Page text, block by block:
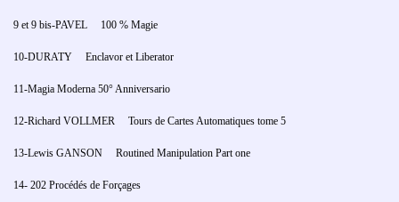
9 et 9 bis-PAVEL 100 % Magie
10-DURATY Enclavor et Liberator
11-Magia Moderna 50° Anniversario
12-Richard VOLLMER Tours de Cartes Automatiques tome 5
13-Lewis GANSON Routined Manipulation Part one
14- 202 Procédés de Forçages